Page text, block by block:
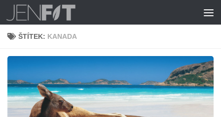
Skip to content
ŠTÍTEK: KANADA